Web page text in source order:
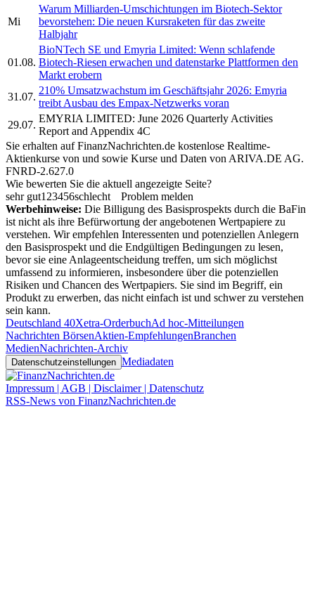
Mi
Warum Milliarden-Umschichtungen im Biotech-Sektor
bevorstehen: Die neuen Kursraketen für das zweite
Halbjahr
01.08.
BioNTech SE und Emyria Limited: Wenn schlafende
Biotech-Riesen erwachen und datenstarke Plattformen den
Markt erobern
31.07.
210% Umsatzwachstum im Geschäftsjahr 2026: Emyria
treibt Ausbau des Empax-Netzwerks voran
29.07.
EMYRIA LIMITED: June 2026 Quarterly Activities
Report and Appendix 4C
Sie erhalten auf FinanzNachrichten.de kostenlose Realtime-
Aktienkurse von und sowie Kurse und Daten von ARIVA.DE AG.
FNRD-2.627.0
Wie bewerten Sie die aktuell angezeigte Seite?
sehr gut1 23456schlecht
Problem melden
Werbehinweise: Die Billigung des Basisprospekts durch die BaFin
ist nicht als ihre Befürwortung der angebotenen Wertpapiere zu
verstehen. Wir empfehlen Interessenten und potenziellen Anlegern
den Basisprospekt und die Endgültigen Bedingungen zu lesen,
bevor sie eine Anlageentscheidung treffen, um sich möglichst
umfassend zu informieren, insbesondere über die potenziellen
Risiken und Chancen des Wertpapiers. Sie sind im Begriff, ein
Produkt zu erwerben, das nicht einfach ist und schwer zu verstehen
sein kann.
Deutschland 40Xetra-OrderbuchAd hoc-Mitteilungen
Nachrichten BörsenAktien-EmpfehlungenBranchen
MedienNachrichten-Archiv
Datenschutzeinstellungen Mediadaten
Impressum | AGB | Disclaimer | Datenschutz
RSS-News von FinanzNachrichten.de